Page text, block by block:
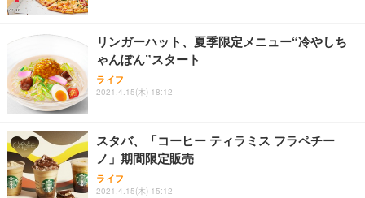
リンガーハット、夏季限定メニュー“冷やしち
ゃんぽん”スタート
ライフ
2021.4.15(木) 18:12
スタバ、「コーヒー ティラミス フラペチー
ノ」期間限定販売
ライフ
2021.4.15(木) 15:12